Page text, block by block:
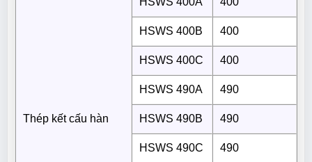
Thép kết cấu hàn
HSWS 400B 400
HSWS 400C 400
HSWS 490A 490
HSWS 490B 490
HSWS 490C 490